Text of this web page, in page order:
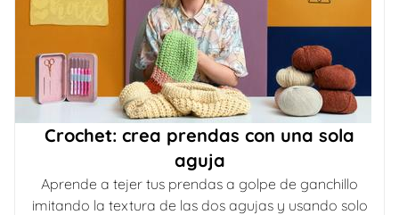
Crochet: crea prendas con una sola
aguja
Aprende a tejer tus prendas a golpe de ganchillo
imitando la textura de las dos agujas y usando solo